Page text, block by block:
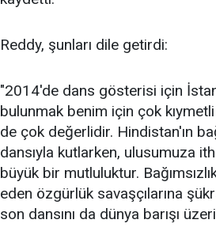
Reddy, şunları dile getirdi:
"2014'de dans gösterisi için
bulunmak benim için çok
de çok değerlidir. Hindistan'ın
dansıyla kutlarken, ulusumuza
büyük bir mutluluktur.
eden özgürlük savaşçılarına
son dansını da dünya barışı